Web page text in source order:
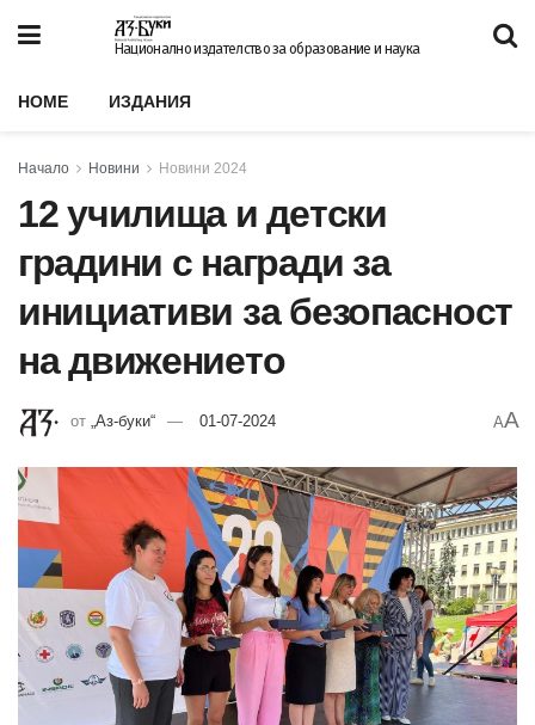
Национално издателство за образование и наука
HOME ИЗДАНИЯ
Начало Новини Новини 2024
12 училища и детски
градини с награди за
инициативи за безопасност
на движението
от „Аз-буки“ 01-07-2024 AA